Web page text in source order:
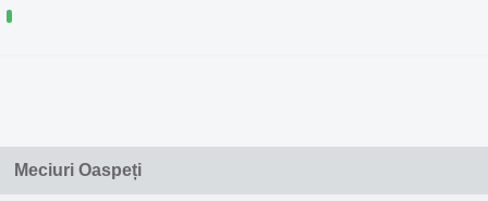
Meciuri Oaspeți